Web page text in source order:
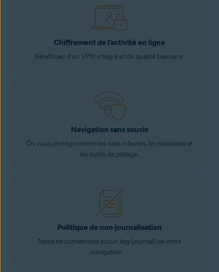
Chiffrement de l’activité en ligne
Bénéficiez d'un VPN intégré et de qualité bancaire.
Navigation sans soucis
On vous protège contre les sites infectés, les publicités et
les outils de pistage.
Politique de non-journalisation
Nous ne conservons aucun log (journal) de votre
navigation.